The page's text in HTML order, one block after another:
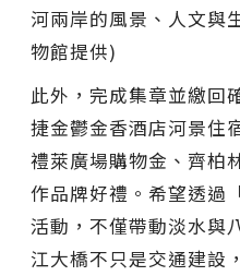
河兩岸的風景、人文與
物館提供)
此外，完成集章並繳回
捷金鬱金香酒店河景住
禮萊廣場購物金、齊柏
作品牌好禮。希望透過
活動，不僅帶動淡水與
江大橋不只是交通建設